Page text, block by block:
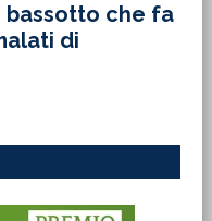
bassotto che fa
di